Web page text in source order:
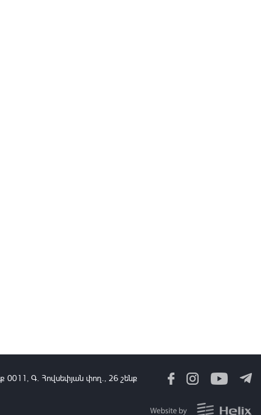
0011, Գ․ Հովսեփյան փող., 26 շենք